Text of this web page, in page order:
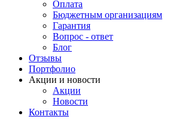
Оплата
Бюджетным организациям
Гарантия
Вопрос - ответ
Блог
Отзывы
Портфолио
Акции и новости
Акции
Новости
Контакты